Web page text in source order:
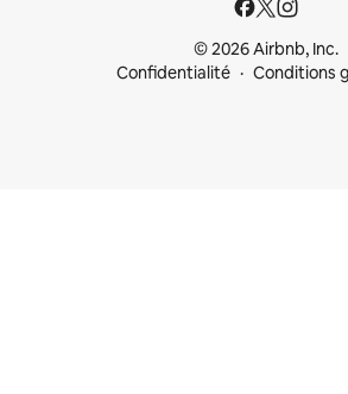
© 2026 Airbnb, Inc.
Confidentialité
Conditions